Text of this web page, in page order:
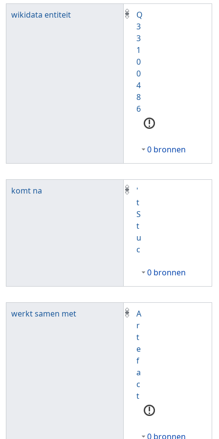
wikidata entiteit
Q
3
3
1
0
0
4
8
6
0 bronnen
komt na
'
t
S
t
u
c
0 bronnen
werkt samen met
A
r
t
e
f
a
c
t
0 bronnen